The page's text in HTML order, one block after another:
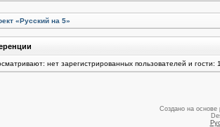
«Русский на 5»
нет зарегистрированных пользователей и гости:
Создано на основе